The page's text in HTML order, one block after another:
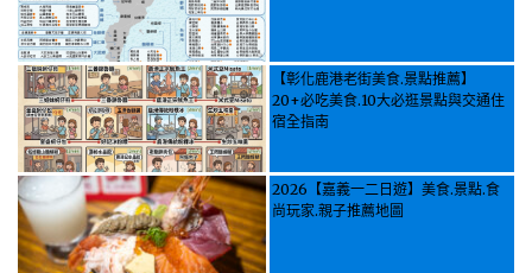
【彰化鹿港老街美食.景點推薦】
20+必吃美食.10大必逛景點與交通住
宿全指南
2026【嘉義一二日遊】美食.景點.食
尚玩家.親子推薦地圖